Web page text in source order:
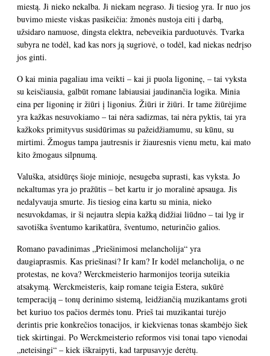
miestą. Ji nieko nekalba. Ji niekam negraso. Ji tiesiog yra. Ir nuo jos
buvimo mieste viskas pasikeičia: žmonės nustoja eiti į darbą,
užsidaro namuose, dingsta elektra, nebeveikia parduotuvės. Tvarka
subyra ne todėl, kad kas nors ją sugriovė, o todėl, kad niekas nedrįso
jos ginti.
O kai minia pagaliau ima veikti – kai ji puola ligoninę, – tai vyksta
su keisčiausia, galbūt romane labiausiai jaudinančia logika. Minia
eina per ligoninę ir žiūri į ligonius. Žiūri ir žiūri. Ir tame žiūrėjime
yra kažkas nesuvokiamo – tai nėra sadizmas, tai nėra pyktis, tai yra
kažkoks primityvus susidūrimas su pažeidžiamumu, su kūnu, su
mirtimi. Žmogus tampa jautresnis ir žiauresnis vienu metu, kai mato
kito žmogaus silpnumą.
Valuška, atsidūręs šioje minioje, nesugeba suprasti, kas vyksta. Jo
nekaltumas yra jo pražūtis – bet kartu ir jo moralinė apsauga. Jis
nedalyvauja smurte. Jis tiesiog eina kartu su minia, nieko
nesuvokdamas, ir ši nejautra slepia kažką didžiai liūdno – tai lyg ir
savotiška šventumo karikatūra, šventumo, neturinčio galios.
Romano pavadinimas „Priešinimosi melancholija“ yra
daugiaprasmis. Kas priešinasi? Ir kam? Ir kodėl melancholija, o ne
protestas, ne kova? Werckmeisterio harmonijos teorija suteikia
atsakymą. Werckmeisteris, kaip romane teigia Estera, sukūrė
temperaciją – tonų derinimo sistemą, leidžiančią muzikantams groti
bet kuriuo tos pačios dermės tonu. Prieš tai muzikantai turėjo
derintis prie konkrečios tonacijos, ir kiekvienas tonas skambėjo šiek
tiek skirtingai. Po Werckmeisterio reformos visi tonai tapo vienodai
„neteisingi“ – kiek iškraipyti, kad tarpusavyje derėtų.